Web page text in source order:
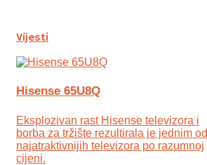
Vijesti
Hisense 65U8Q
Eksplozivan rast Hisense televizora i
borba za tržište rezultirala je jednim od
najatraktivnijih televizora po razumnoj
cijeni.